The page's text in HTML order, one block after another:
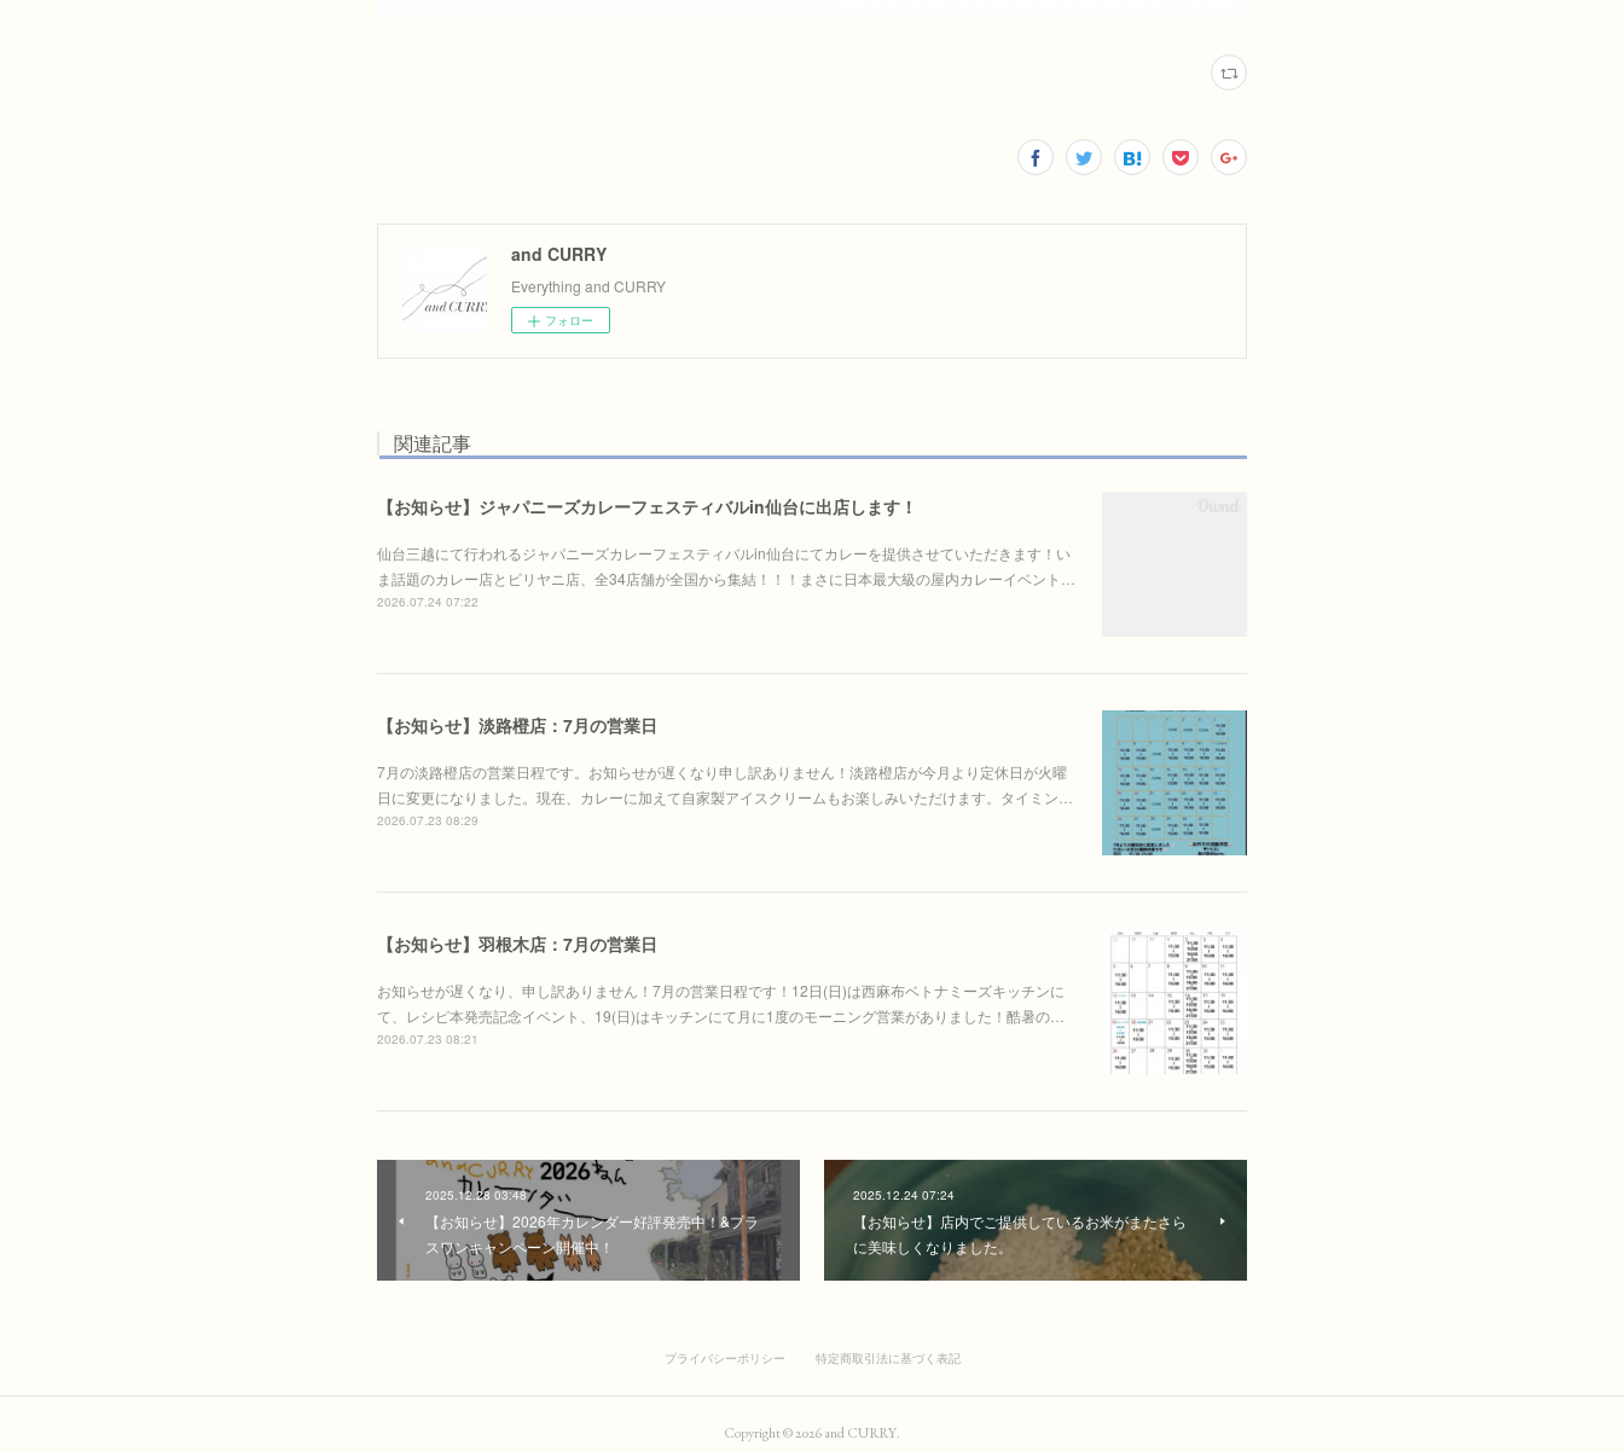
and CURRY
Everything and CURRY
フォロー
関連記事
【お知らせ】ジャパニーズカレーフェスティバルin仙台に出店します！
仙台三越にて行われるジャパニーズカレーフェスティバルin仙台にてカレーを提供させていただきます！い
ま話題のカレー店とビリヤニ店、全34店舗が全国から集結！！！まさに日本最大級の屋内カレーイベント…
2026.07.24 07:22
【お知らせ】淡路橙店：7月の営業日
7月の淡路橙店の営業日程です。お知らせが遅くなり申し訳ありません！淡路橙店が今月より定休日が火曜
日に変更になりました。現在、カレーに加えて自家製アイスクリームもお楽しみいただけます。タイミン…
2026.07.23 08:29
【お知らせ】羽根木店：7月の営業日
お知らせが遅くなり、申し訳ありません！7月の営業日程です！12日(日)は西麻布ベトナミーズキッチンに
て、レシピ本発売記念イベント、19(日)はキッチンにて月に1度のモーニング営業がありました！酷暑の…
2026.07.23 08:21
2025.12.28 03:48
【お知らせ】2026年カレンダー好評発売中！&プラ
スワンキャンペーン開催中！
2025.12.24 07:24
【お知らせ】店内でご提供しているお米がまたさら
に美味しくなりました。
プライバシーポリシー 特定商取引法に基づく表記
Copyright ©2026and CURRY.